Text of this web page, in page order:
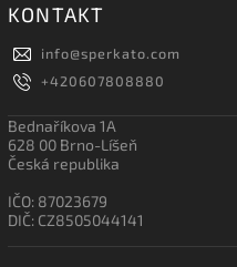
KONTAKT
info@sperkato.com
+420607808880
Bednaříkova 1A
628 00 Brno-Líšeň
Česká republika
IČO: 87023679
DIČ: CZ8505044141